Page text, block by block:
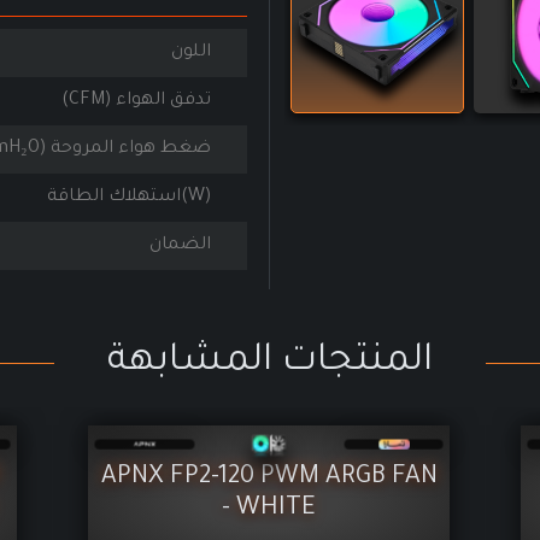
اللون
تدفق الهواء (CFM)
ضغط هواء المروحة (mmH₂O)
(W)استهلاك الطاقة
الضمان
المنتجات المشابهة
MAJESTY FAN INFINITY ARGB
120MM - WHITE ( REVERSE )